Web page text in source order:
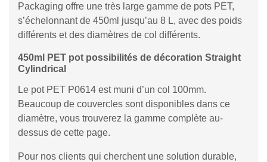
Packaging offre une très large gamme de pots PET,
s’échelonnant de 450ml jusqu’au 8 L, avec des poids
différents et des diamètres de col différents.
450ml PET pot possibilités de décoration Straight
Cylindrical
Le pot PET P0614 est muni d’un col 100mm.
Beaucoup de couvercles sont disponibles dans ce
diamètre, vous trouverez la gamme complète au-
dessus de cette page.
Pour nos clients qui cherchent une solution durable,